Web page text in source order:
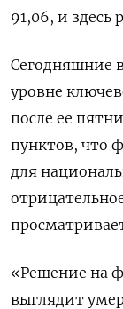
91,06, и здесь
Сегодняшние
уровне
после ее
пунктов, что
для
«Решение на
выглядит